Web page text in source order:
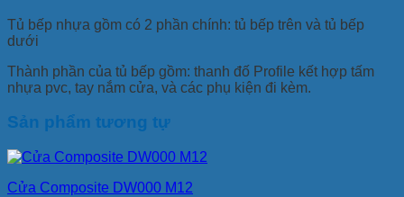
Tủ bếp nhựa gồm có 2 phần chính: tủ bếp trên và tủ bếp
dưới
Thành phần của tủ bếp gồm: thanh đố Profile kết hợp tấm
nhựa pvc, tay nắm cửa, và các phụ kiện đi kèm.
Sản phẩm tương tự
Cửa Composite DW000 M12